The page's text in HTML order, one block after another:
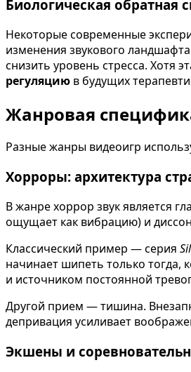
Биологическая обратная
Некоторые современные
изменения звукового
снизить уровень стресса. Хотя
регуляцию в будущих
Жанровая
Разные жанры видеоигр
Хорроры: архитектура
В жанре хоррор звук является
ощущает как вибрацию) и
Классический пример — серия
начинает шипеть только тогда,
и источником постоянной
Другой прием — тишина.
депривация усиливает
Экшены и